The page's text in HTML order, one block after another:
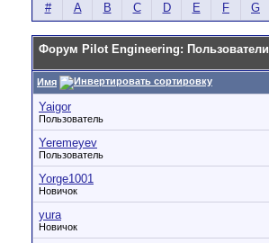
# A B C D E F G
Форум Pilot Engineering: Пользователи
Имя
Yaigor
Пользователь
Yeremeyev
Пользователь
Yorge1001
Новичок
yura
Новичок